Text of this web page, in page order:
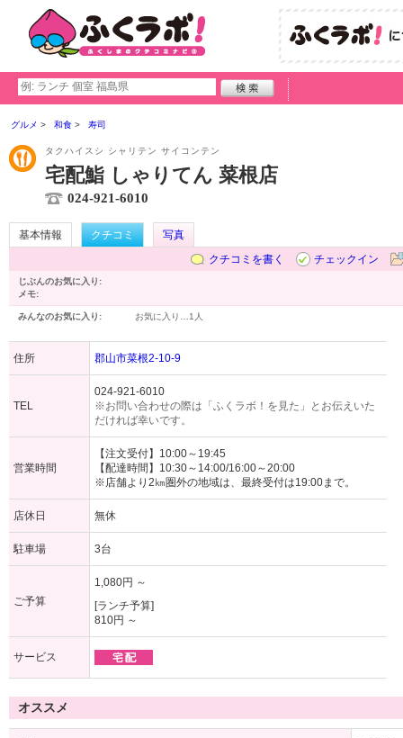
グルメ 和食 寿司
タクハイスシ シャリテン サイコンテン
宅配鮨 しゃりてん 菜根店
024-921-6010
基本情報 クチコミ
写真
クチコミを書く
チェックイン
じぶんのお気に入り:
メモ:
みんなのお気に入り: お気に入り… 1人
住所 郡山市菜根2-10-9
TEL
024-921-6010
※お問い合わせの際は「ふくラボ！を見た」とお伝えいた
だければ幸いです。
営業時間
【注文受付】10:00～19:45
【配達時間】10:30～14:00/16:00～20:00
※店舗より2㎞圏外の地域は、最終受付は19:00まで。
店休日 無休
駐車場 3台
ご予算
1,080円 ～
[ランチ予算]
810円 ～
サービス
オススメ